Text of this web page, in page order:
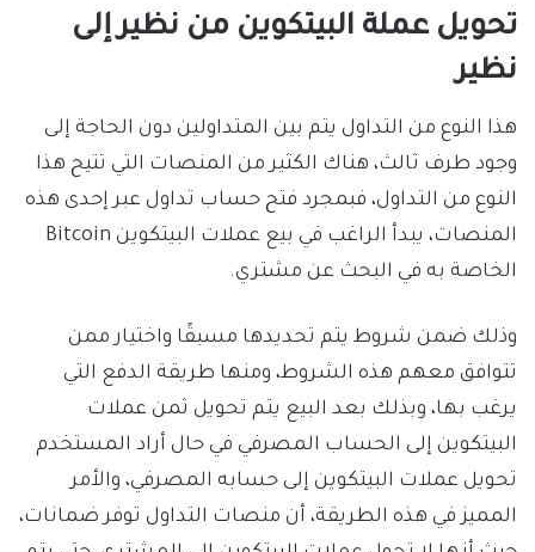
تحويل عملة البيتكوين من نظير إلى
نظير
هذا النوع من التداول يتم بين المتداولين دون الحاجة إلى
وجود طرف ثالث، هناك الكثير من المنصات التي تتيح هذا
النوع من التداول، فبمجرد فتح حساب تداول عبر إحدى هذه
المنصات، يبدأ الراغب في بيع عملات البيتكوين Bitcoin
الخاصة به في البحث عن مشتري.
وذلك ضمن شروط يتم تحديدها مسبقًا واختيار ممن
تتوافق معهم هذه الشروط، ومنها طريقة الدفع التي
يرغب بها، وبذلك بعد البيع يتم تحويل ثمن عملات
البيتكوين إلى الحساب المصرفي في حال أراد المستخدم
تحويل عملات البيتكوين إلى حسابه المصرفي، والأمر
المميز في هذه الطريقة، أن منصات التداول توفر ضمانات،